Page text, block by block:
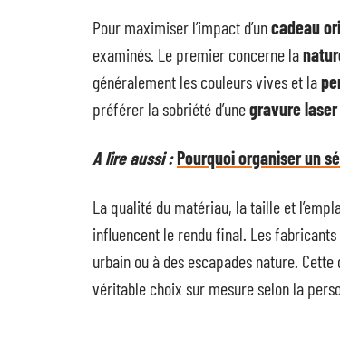
Pour maximiser l’impact d’uncadeau
examinés. Le premier concerne la
généralement les couleurs vives et la
préférer la sobriété d’unegravure laser
A lire aussi :Pourquoi organiser un
La qualité du matériau, la taille et
influencent le rendu final. Les
urbain ou à des escapades nature.
véritable choix sur mesure selon la